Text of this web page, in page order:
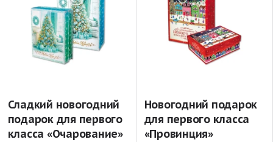
Сладкий новогодний
подарок для первого
класса «Очарование»
Новогодний подарок
для первого класса
«Провинция»